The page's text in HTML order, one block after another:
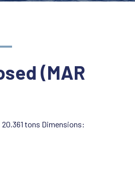
(MAR
20.361 tons Dimensions: